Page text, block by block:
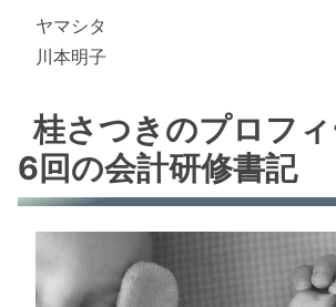
ヤマシタ
川本明子
桂さつきのプロフ
6回の会計研修書記